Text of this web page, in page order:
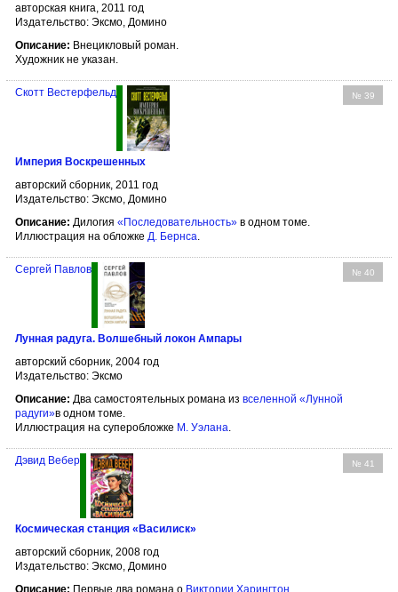
авторская книга, 2011 год
Издательство: Эксмо, Домино
Описание: Внецикловый роман.
Художник не указан.
№ 39
Скотт Вестерфельд
Империя Воскрешенных
авторский сборник, 2011 год
Издательство: Эксмо, Домино
Описание: Дилогия «Последовательность» в одном томе.
Иллюстрация на обложке Д. Бернса.
№ 40
Сергей Павлов
Лунная радуга. Волшебный локон Ампары
авторский сборник, 2004 год
Издательство: Эксмо
Описание: Два самостоятельных романа из вселенной «Лунной
радуги»в одном томе.
Иллюстрация на суперобложке М. Уэлана
№ 41
Дэвид Вебер
Космическая станция «Василиск»
авторский сборник, 2008 год
Издательство: Эксмо, Домино